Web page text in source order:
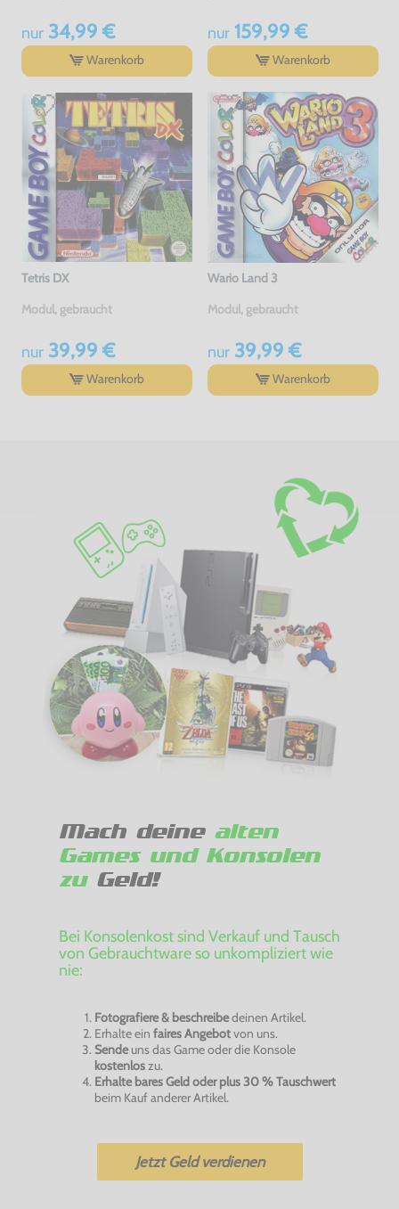
nur34,99 €
Warenkorb
nur159,99 €
Warenkorb
Tetris DX
Modul, gebraucht
nur39,99 €
Warenkorb
Wario Land 3
Modul, gebraucht
nur39,99 €
Warenkorb
Mach deine alten
Games und Konsolen
zuGeld!
Bei Konsolenkost sind Verkauf und Tausch
von Gebrauchtware so unkompliziert wie
nie:
Fotografiere & beschreibedeinen Artikel.
Erhalte ein faires Angebotvon uns.
Sendeuns das Game oder die Konsole
kostenloszu.
Erhalte bares Geld oder plus 30 % Tauschwert
beim Kauf anderer Artikel.
Jetzt Geld verdienen